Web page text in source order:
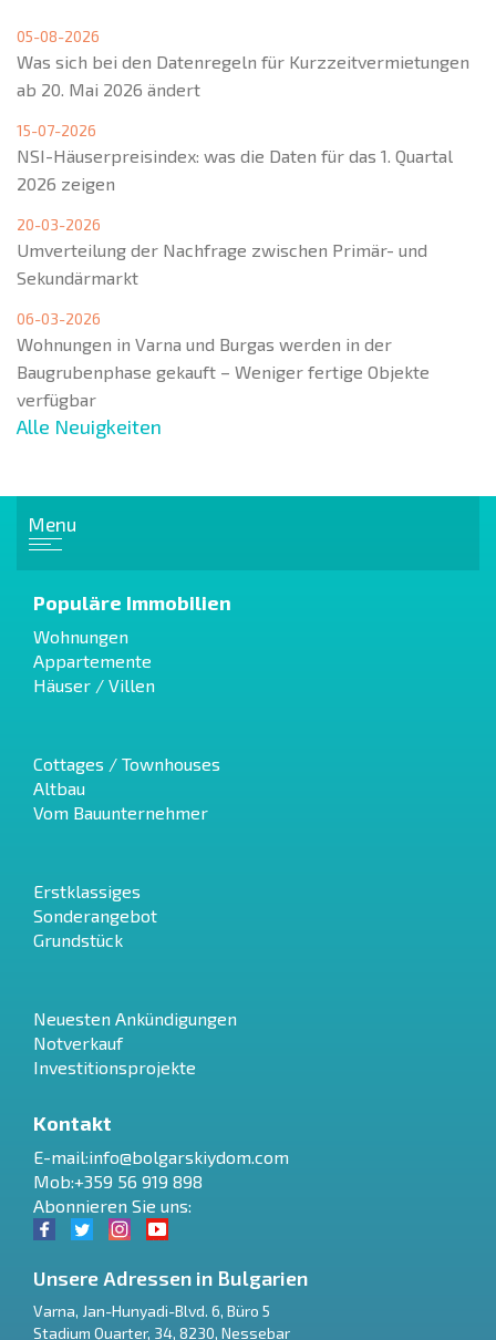
05-08-2026
Was sich bei den Datenregeln für Kurzzeitvermietungen
ab 20. Mai 2026 ändert
15-07-2026
NSI-Häuserpreisindex: was die Daten für das 1. Quartal
2026 zeigen
20-03-2026
Umverteilung der Nachfrage zwischen Primär- und
Sekundärmarkt
06-03-2026
Wohnungen in Varna und Burgas werden in der
Baugrubenphase gekauft – Weniger fertige Objekte
verfügbar
Alle Neuigkeiten
Menu
Populäre Immobilien
Wohnungen
Appartemente
Häuser / Villen
Cottages / Townhouses
Altbau
Vom Bauunternehmer
Erstklassiges
Sonderangebot
Grundstück
Neuesten Ankündigungen
Notverkauf
Investitionsprojekte
Kontakt
E-mail:info@bolgarskiydom.com
Mob:+359 56 919 898
Abonnieren Sie uns:
Unsere Adressen in Bulgarien
Varna, Jan-Hunyadi-Blvd. 6, Büro 5
Stadium Quarter, 34, 8230, Nessebar